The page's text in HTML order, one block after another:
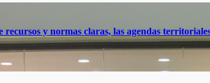
y normas claras, las agendas